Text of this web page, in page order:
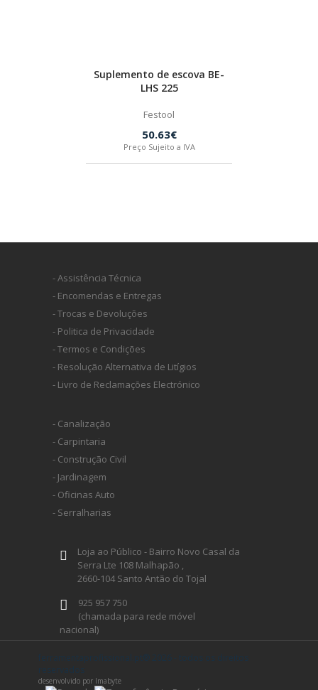
Suplemento de escova BE-
LHS 225
Festool
50.63€
Preço Sujeito a IVA
- Assistência Técnica
- Encomendas e Entregas
- Trocas e Devoluções
- Politica de Privacidade
- Termos e Condições
- Resolução Alternativa de Litígios
- Livro de Reclamações Electrónico
- Canalização
- Carpintaria
- Construção Civil
- Jardinagem
- Oficinas Auto
- Serralharias
Loja ao Público - Bairro Novo Casal da
Serra Lte 108 Malhapão ,
2660-104 Santo Antão do Tojal
925 957 750
(chamada para rede móvel
nacional)
geral@ferramentaprofissional.pt
ferramentaprofissional.pt® 2026 - todos os direitos
reservados
desenvolvido por Imabyte